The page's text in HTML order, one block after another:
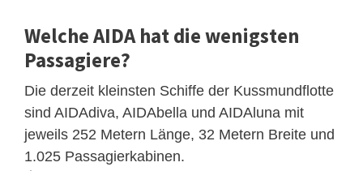
Welche AIDA hat die wenigsten
Passagiere?
Die derzeit kleinsten Schiffe der Kussmundflotte
sind AIDAdiva, AIDAbella und AIDAluna mit
jeweils 252 Metern Länge, 32 Metern Breite und
1.025 Passagierkabinen.